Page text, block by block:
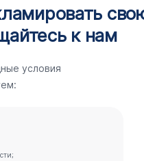
к нам
условия